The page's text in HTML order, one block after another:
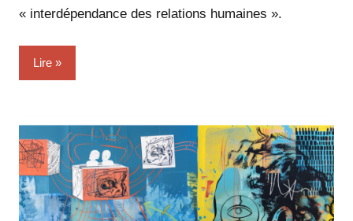
« interdépendance des relations humaines ».
Lire